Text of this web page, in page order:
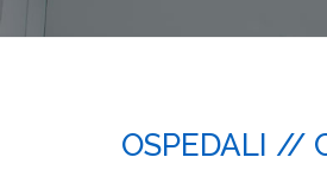
OSPEDALI //